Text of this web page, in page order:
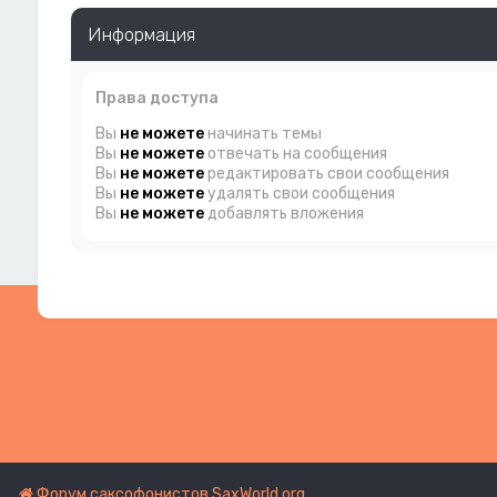
Информация
Права доступа
Вы не можетеначинать темы
Вы не можетеотвечать на сообщения
Вы не можетередактировать свои сообщения
Вы не можетеудалять свои сообщения
Вы не можетедобавлять вложения